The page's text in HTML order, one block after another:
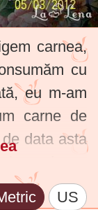
carnea,
cu
eu m-am
carne de
data asta
US